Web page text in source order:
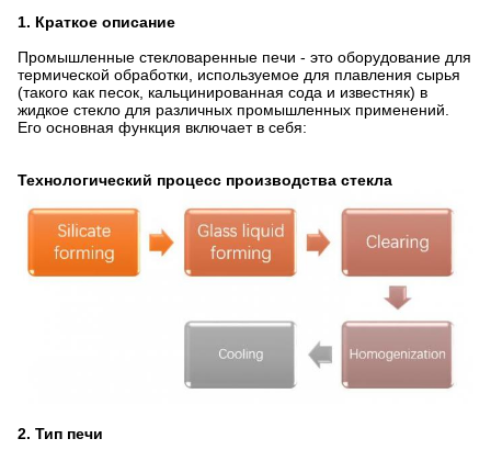
1. Краткое описание
Промышленные стекловаренные печи - это оборудование для
термической обработки, используемое для плавления сырья
(такого как песок, кальцинированная сода и известняк) в
жидкое стекло для различных промышленных применений.
Его основная функция включает в себя:
Технологический процесс производства стекла
2. Тип печи